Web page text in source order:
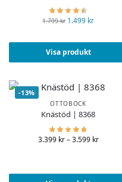
1.799kr 1.499 kr
Visa produkt
-13%
OTTOBOCK
Knästöd | 8368
3.399 kr – 3.599 kr